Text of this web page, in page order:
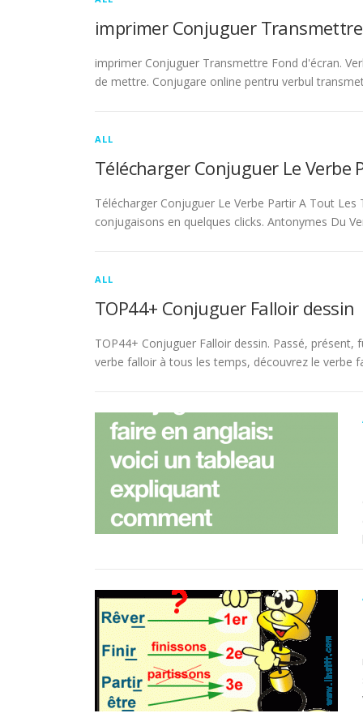
imprimer Conjuguer
imprimer Conjuguer Transmettre Fond d'écran.
de mettre. Conjugare online pentru verbul
ALL
Télécharger Conjuguer Le Verbe
Télécharger Conjuguer Le Verbe Partir A Tout
conjugaisons en quelques clicks. Antonymes Du
ALL
TOP44+ Conjuguer Falloir dessin
TOP44+ Conjuguer Falloir dessin. Passé,
verbe falloir à tous les temps, découvrez le verbe